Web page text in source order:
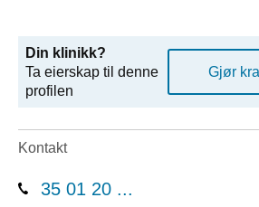
Din klinikk?
Ta eierskap til denne
profilen
Gjør
Kontakt
35 01 20 ...